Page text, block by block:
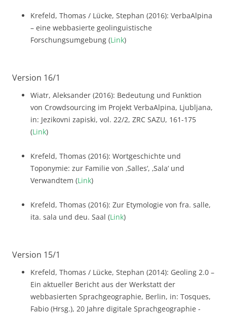
Krefeld, Thomas / Lücke, Stephan (2016): VerbaAlpina
– eine webbasierte geolinguistische
Forschungsumgebung (Link)
Version 16/1
Wiatr, Aleksander (2016): Bedeutung und Funktion
von Crowdsourcing im Projekt VerbaAlpina, Ljubljana,
in: Jezikovni zapiski, vol. 22/2, ZRC SAZU, 161-175
(Link)
Krefeld, Thomas (2016): Wortgeschichte und
Toponymie: zur Familie von ‚Salles‘, ‚Sala‘ und
Verwandtem (Link)
Krefeld, Thomas (2016): Zur Etymologie von fra. salle,
ita. sala und deu. Saal (Link)
Version 15/1
Krefeld, Thomas / Lücke, Stephan (2014): Geoling 2.0 –
Ein aktueller Bericht aus der Werkstatt der
webbasierten Sprachgeographie, Berlin, in: Tosques,
Fabio (Hrsg.), 20 Jahre digitale Sprachgeographie -